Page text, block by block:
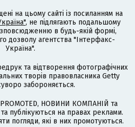
на цьому сайті із посиланням на
, не підлягають подальшому
в будь-якій формі,
дозволу агентства "Інтерфакс-
Україна".
та відтворення фотографічних
творів правовласника Getty
забороняється.
НОВИНИ КОМПАНІЙ та
публікуються на правах реклами.
погляди, які в них промотуються.